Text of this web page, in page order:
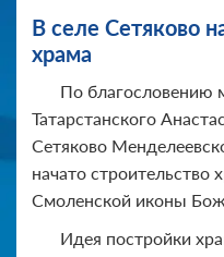
В селе Сетяково
храма
По благословению
Татарстанского
Сетяково
начато строительство
Смоленской иконы
Идея постройки